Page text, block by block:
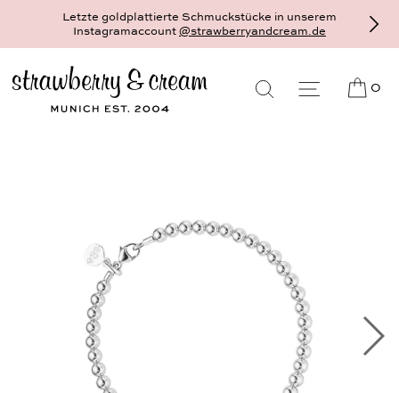
Letzte goldplattierte Schmuckstücke in unserem
Instagramaccount@strawberryandcream.de
0